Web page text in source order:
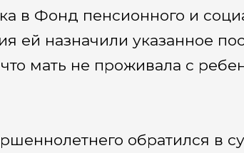
в Фонд пенсионного и
ей назначили указанное
мать не проживала с
обратился в